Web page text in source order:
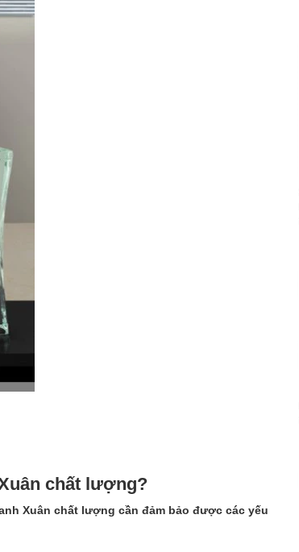
chất lượng?
Xuân chất lượng cần đảm bảo được các yếu